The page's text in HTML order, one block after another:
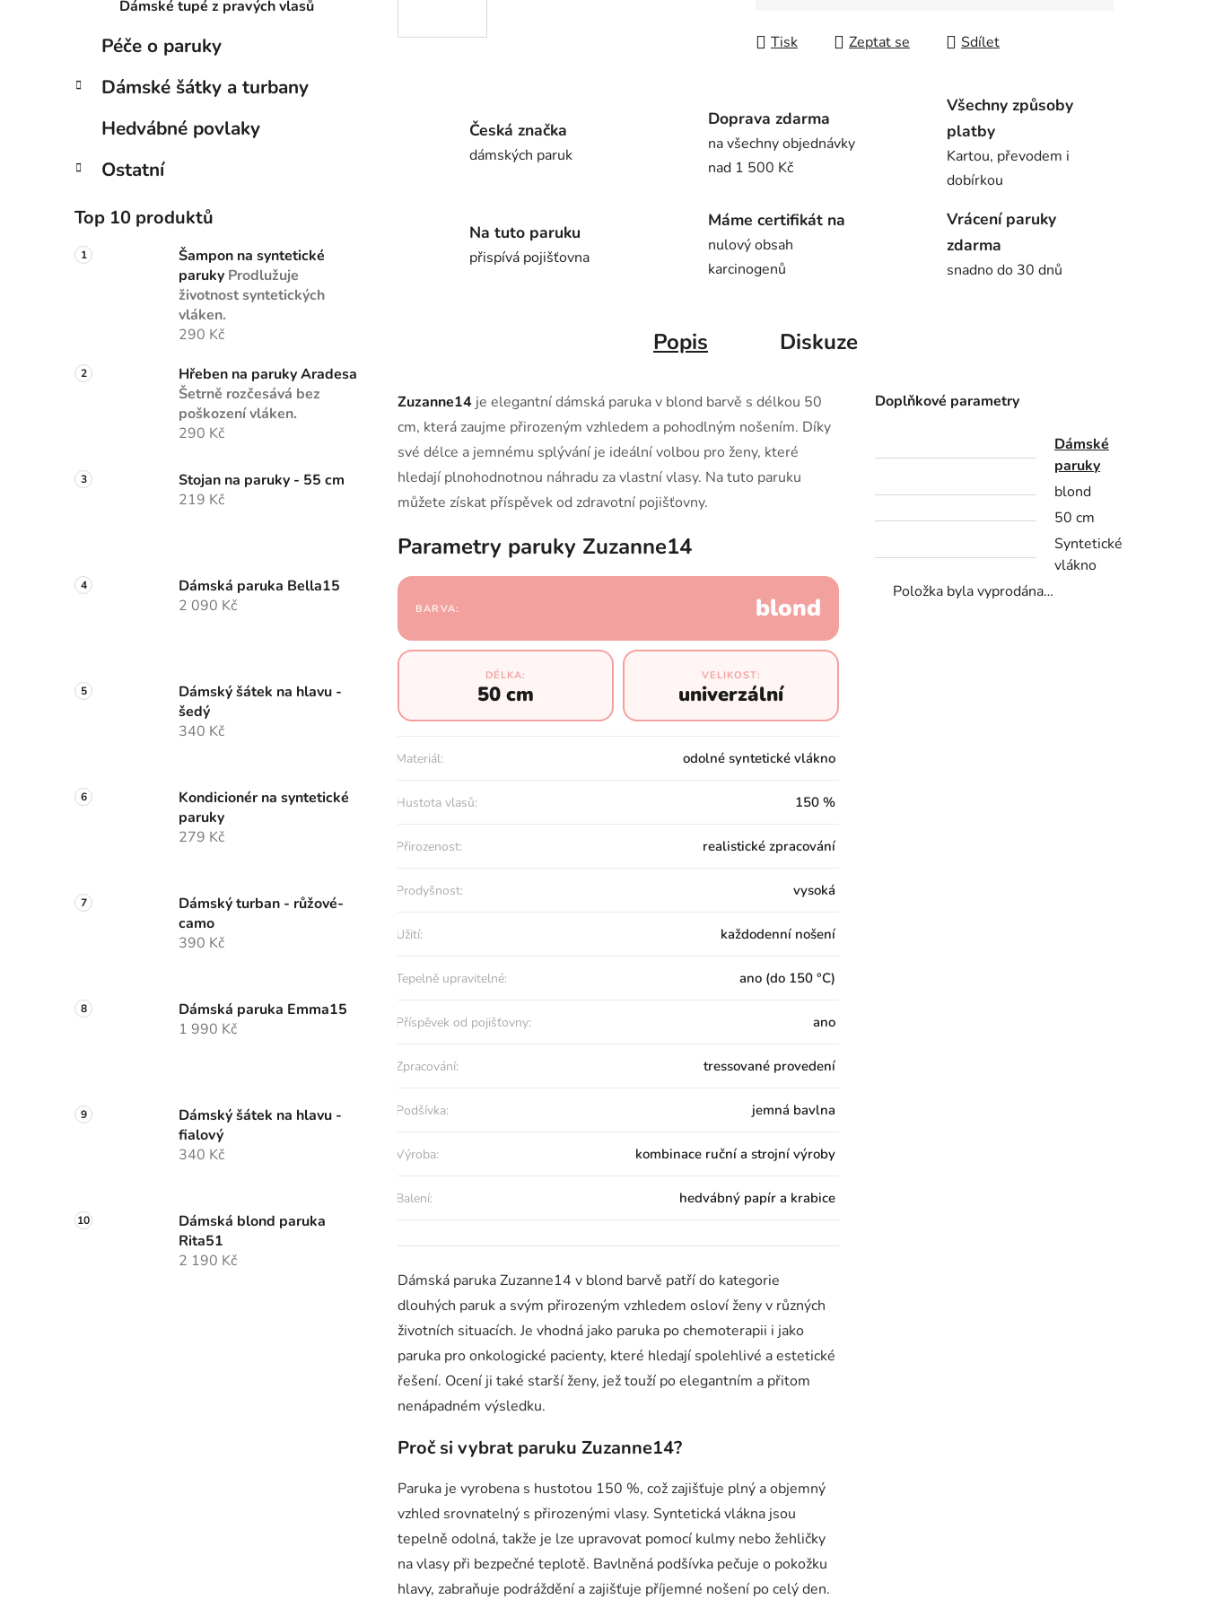
Dámské tupé z pravých vlasů
Péče o paruky
Dámské šátky a turbany
Hedvábné povlaky
Ostatní
Top 10 produktů
Šampon na syntetické
paruky Prodlužuje
životnost syntetických
vláken.
290 Kč
Hřeben na paruky Aradesa
Šetrně rozčesává bez
poškození vláken.
290 Kč
Stojan na paruky - 55 cm
219 Kč
Dámská paruka Bella15
2 090 Kč
Dámský šátek na hlavu -
šedý
340 Kč
Kondicionér na syntetické
paruky
279 Kč
Dámský turban - růžové-
camo
390 Kč
Dámská paruka Emma15
1 990 Kč
Dámský šátek na hlavu -
fialový
340 Kč
Dámská blond paruka
Rita51
2 190 Kč
Tisk
Zeptat se Sdílet
Česká značka
dámských paruk
Doprava zdarma
na všechny objednávky
nad 1 500 Kč
Všechny způsoby
platby
Kartou, převodem i
dobírkou
Na tuto paruku
přispívá pojišťovna
Máme certifikát na
nulový obsah
karcinogenů
Vrácení paruky
zdarma
snadno do 30 dnů
Popis Diskuze
Zuzanne14 je elegantní dámská paruka v blond barvě s délkou 50
cm, která zaujme přirozeným vzhledem a pohodlným nošením. Díky
své délce a jemnému splývání je ideální volbou pro ženy, které
hledají plnohodnotnou náhradu za vlastní vlasy. Na tuto paruku
můžete získat příspěvek od zdravotní pojišťovny.
Parametry paruky Zuzanne14
BARVA: blond
DÉLKA:
50 cm
VELIKOST:
univerzální
Materiál: odolné syntetické vlákno
Hustota vlasů: 150 %
Přirozenost: realistické zpracování
Prodyšnost: vysoká
Užití: každodenní nošení
Tepelně upravitelné: ano (do 150 °C)
Příspěvek od pojišťovny: ano
Zpracování: tressované provedení
Podšívka: jemná bavlna
Výroba: kombinace ruční a strojní výroby
Balení: hedvábný papír a krabice
Dámská paruka Zuzanne14 v blond barvě patří do kategorie
dlouhých paruk a svým přirozeným vzhledem osloví ženy v různých
životních situacích. Je vhodná jako paruka po chemoterapii i jako
paruka pro onkologické pacienty, které hledají spolehlivé a estetické
řešení. Ocení ji také starší ženy, jež touží po elegantním a přitom
nenápadném výsledku.
Proč si vybrat paruku Zuzanne14?
Paruka je vyrobena s hustotou 150 %, což zajišťuje plný a objemný
vzhled srovnatelný s přirozenými vlasy. Syntetická vlákna jsou
tepelně odolná, takže je lze upravovat pomocí kulmy nebo žehličky
na vlasy při bezpečné teplotě. Bavlněná podšívka pečuje o pokožku
hlavy, zabraňuje podráždění a zajišťuje příjemné nošení po celý den.
Doplňkové parametry
Dámské
paruky
blond
50 cm
Syntetické
vlákno
Položka byla vyprodána…